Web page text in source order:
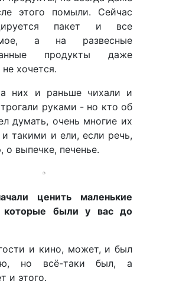
этого помыли. Сейчас
пакет и все
а на развесные
продукты даже
хочется.
них и раньше чихали и
руками - но кто об
думать, очень многие их
и такими и ели, если речь,
о выпечке, печенье.
ценить маленькие
которые были у вас до
и кино, может, и был
но всё-таки был, а
и этого.